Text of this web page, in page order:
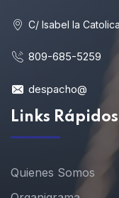
C/ Isabel la
809-685-5259
despacho@
Links Rápidos
Quienes Somos